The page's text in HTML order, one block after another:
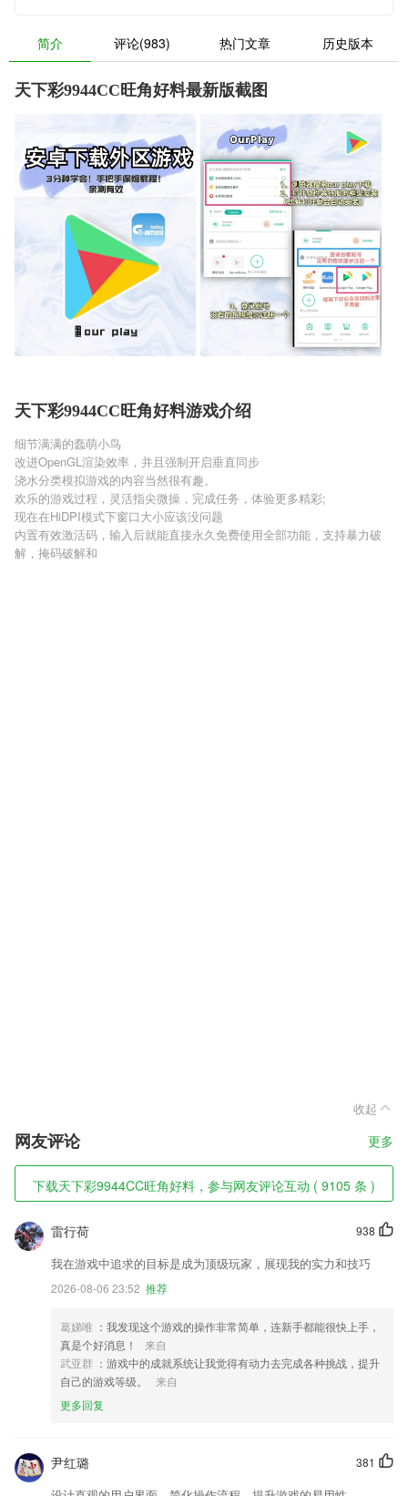
简介 评论(983) 热门文章 历史版本
天下彩9944CC旺角好料最新版截图
天下彩9944CC旺角好料游戏介绍
细节满满的蠢萌小鸟
改进OpenGL渲染效率，并且强制开启垂直同步
浇水分类模拟游戏的内容当然很有趣。
欢乐的游戏过程，灵活指尖微操，完成任务，体验更多精彩;
现在在HiDPI模式下窗口大小应该没问题
内置有效激活码，输入后就能直接永久免费使用全部功能，支持暴力破
解，掩码破解和
收起
网友评论 更多
下载天下彩9944CC旺角好料，参与网友评论互动 ( 9105 条 )
938
雷行荷
我在游戏中追求的目标是成为顶级玩家，展现我的实力和技巧
2026-08-06 23:52 推荐
葛娣唯 ：我发现这个游戏的操作非常简单，连新手都能很快上手，
真是个好消息！
来自
武亚群 ：游戏中的成就系统让我觉得有动力去完成各种挑战，提升
自己的游戏等级。
来自
更多回复
381
尹红璐